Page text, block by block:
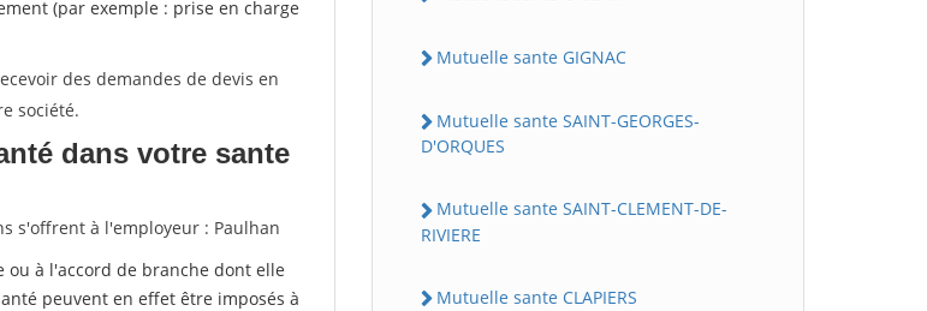
(par exemple : prise en charge
des demandes de devis en
société.
dans votre sante
s'offrent à l'employeur : Paulhan
à l'accord de branche dont elle
peuvent en effet être imposés à
Mutuelle sante GIGNAC
Mutuelle sante SAINT-GEORGES-
D'ORQUES
Mutuelle sante SAINT-CLEMENT-DE-
RIVIERE
Mutuelle sante CLAPIERS